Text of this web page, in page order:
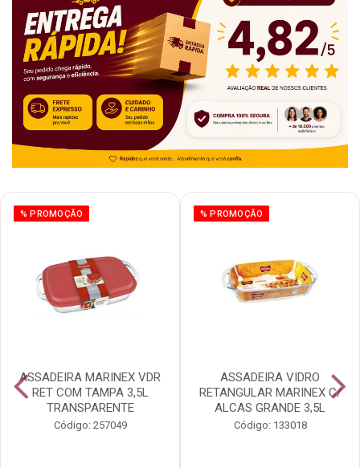
% PROMOÇÃO
ASSADEIRA MARINEX VDR
RET COM TAMPA 3,5L
TRANSPARENTE
Código: 257049
% PROMOÇÃO
ASSADEIRA VIDRO
RETANGULAR MARINEX C/
ALCAS GRANDE 3,5L
Código: 133018